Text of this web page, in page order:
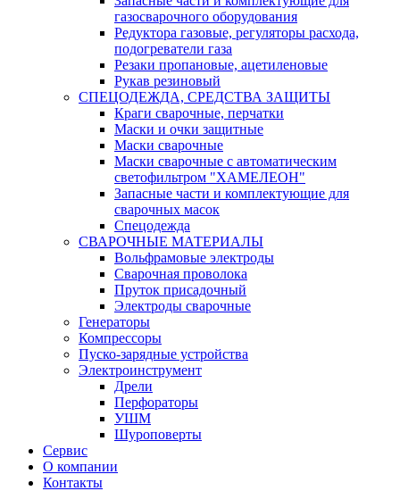
газосварочного оборудования
Редуктора газовые, регуляторы расхода,
подогреватели газа
Резаки пропановые, ацетиленовые
Рукав резиновый
СПЕЦОДЕЖДА, СРЕДСТВА ЗАЩИТЫ
Краги сварочные, перчатки
Маски и очки защитные
Маски сварочные
Маски сварочные с автоматическим
светофильтром "ХАМЕЛЕОН"
Запасные части и комплектующие для
сварочных масок
Спецодежда
СВАРОЧНЫЕ МАТЕРИАЛЫ
Вольфрамовые электроды
Сварочная проволока
Пруток присадочный
Электроды сварочные
Генераторы
Компрессоры
Пуско-зарядные устройства
Электроинструмент
Дрели
Перфораторы
УШМ
Шуроповерты
Сервис
О компании
Контакты